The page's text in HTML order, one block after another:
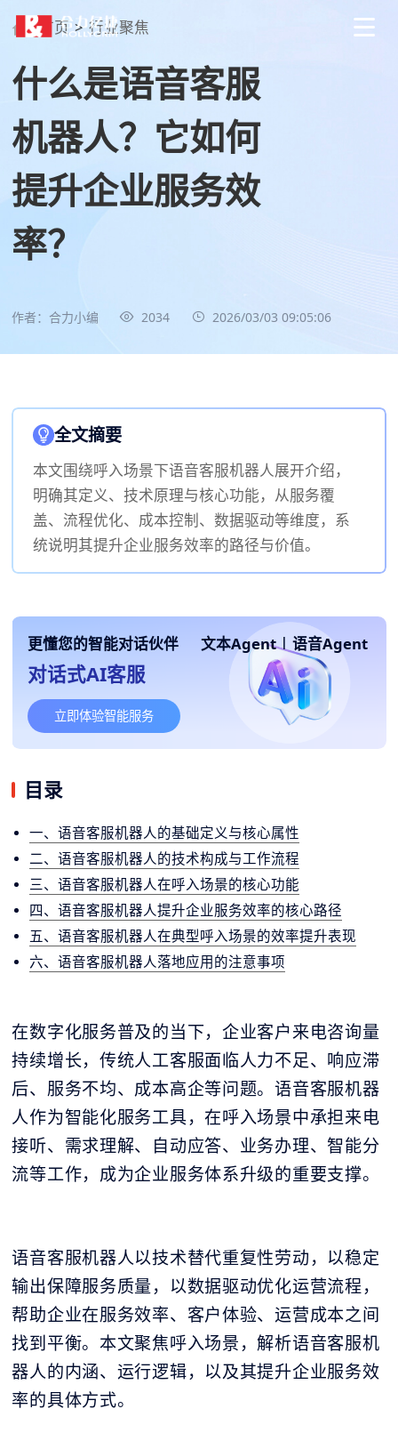
首页 > 行业聚焦
什么是语音客服
机器人？它如何
提升企业服务效
率？
作者：合力小编 2034 2026/03/03 09:05:06
全文摘要
本文围绕呼入场景下语音客服机器人展开介绍，
明确其定义、技术原理与核心功能，从服务覆
盖、流程优化、成本控制、数据驱动等维度，系
统说明其提升企业服务效率的路径与价值。
更懂您的智能对话伙伴 文本Agent | 语音Agent
对话式AI客服
立即体验智能服务
目录
一、语音客服机器人的基础定义与核心属性
二、语音客服机器人的技术构成与工作流程
三、语音客服机器人在呼入场景的核心功能
四、语音客服机器人提升企业服务效率的核心路径
五、语音客服机器人在典型呼入场景的效率提升表现
六、语音客服机器人落地应用的注意事项
在数字化服务普及的当下，企业客户来电咨询量
持续增长，传统人工客服面临人力不足、响应滞
后、服务不均、成本高企等问题。语音客服机器
人作为智能化服务工具，在呼入场景中承担来电
接听、需求理解、自动应答、业务办理、智能分
流等工作，成为企业服务体系升级的重要支撑。
语音客服机器人以技术替代重复性劳动，以稳定
输出保障服务质量，以数据驱动优化运营流程，
帮助企业在服务效率、客户体验、运营成本之间
找到平衡。本文聚焦呼入场景，解析语音客服机
器人的内涵、运行逻辑，以及其提升企业服务效
率的具体方式。